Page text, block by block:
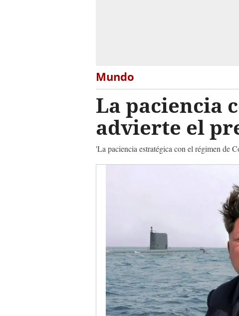
Mundo
La paciencia
advierte el
'La paciencia estratégica con el régimen de